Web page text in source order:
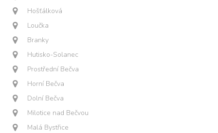
Hošťálková
Loučka
Branky
Hutisko-Solanec
Prostřední Bečva
Horní Bečva
Dolní Bečva
Milotice nad Bečvou
Malá Bystřice